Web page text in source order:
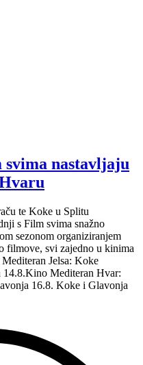
nastavljaju
te Koke u Splitu
s Film svima snažno
sezonom organiziranjem
filmove, svi zajedno u kinima
Jelsa: Koke
14.8.Kino Mediteran Hvar:
16.8. Koke i Glavonja